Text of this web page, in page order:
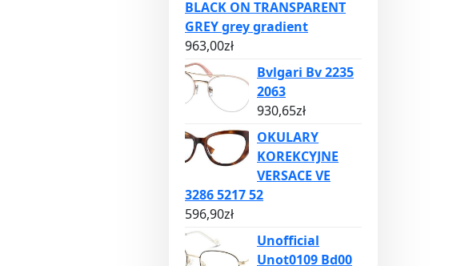
BLACK ON TRANSPARENT
GREY grey gradient
963,00zł
Bvlgari Bv 2235
2063
930,65zł
OKULARY
KOREKCYJNE
VERSACE VE
3286 5217 52
596,90zł
Unofficial
Unot0109 Bd00